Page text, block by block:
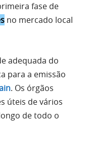
fase de
no mercado local
adequada do
para a emissão
. Os órgãos
úteis de vários
de todo o